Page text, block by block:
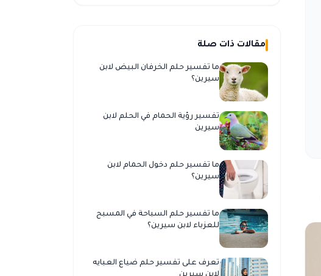
مقالات ذات صلة
ما تفسير حلم الخرفان البيض لابن
سيرين؟
تفسير رؤية الحمام في الحلم لابن
سيرين
ما تفسير حلم دخول الحمام لابن
سيرين؟
ما تفسير حلم السباحة في المسبح
للعزباء لابن سيرين؟
تعرف على تفسير حلم ضياع العبايه